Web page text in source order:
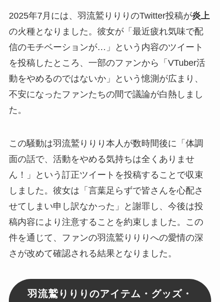
2025年7月には、羽流鷲りりりのTwitter投稿が炎上
の火種となりました。彼女が「最近疲れ気味で配
信のモチベーションが…」という内容のツイート
を投稿したところ、一部のファンから「VTuber活
動をやめるのではないか」という憶測が広まり、
不安になったファンたちの間で議論が白熱しまし
た。
この騒動は羽流鷲りりり本人が数時間後に「体調
面の話で、活動をやめる気持ちは全くありませ
ん！」という訂正ツイートを投稿することで収束
しました。彼女は「言葉足らずで皆さんを心配さ
せてしまい申し訳なかった」と謝罪し、今後は投
稿内容により注意することを約束しました。この
件を通じて、ファンの羽流鷲りりりへの愛情の深
さが改めて確認される結果となりました。
羽流鷲りりりのアイテム・グッズ・